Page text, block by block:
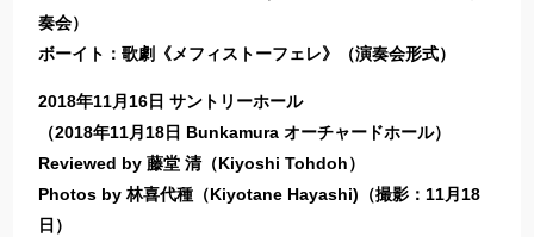
奏会）
ボーイト：歌劇《メフィストーフェレ》（演奏会形式）
2018年11月16日 サントリーホール
（2018年11月18日 Bunkamura オーチャードホール）
Reviewed by 藤堂 清（Kiyoshi Tohdoh）
Photos by 林喜代種（Kiyotane Hayashi)（撮影：11月18
日）